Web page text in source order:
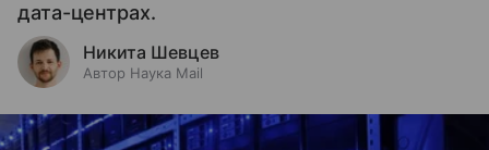
дата-центрах.
Никита Шевцев
Автор Наука Mail